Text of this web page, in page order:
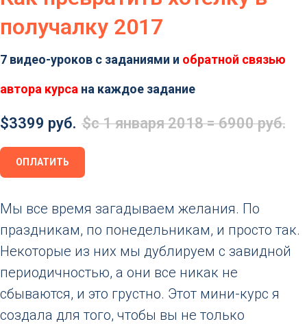
получалку 2017
7 видео-уроков с заданиями и обратной связью
автора курса на каждое задание
$3399 руб. $с 1 января 2018 = 6900 руб.
ОПЛАТИТЬ
Мы все время загадываем желания. По
праздникам, по понедельникам, и просто так.
Некоторые из них мы дублируем с завидной
периодичностью, а они все никак не
сбываются, и это грустно. Этот мини-курс я
создала для того, чтобы вы не только